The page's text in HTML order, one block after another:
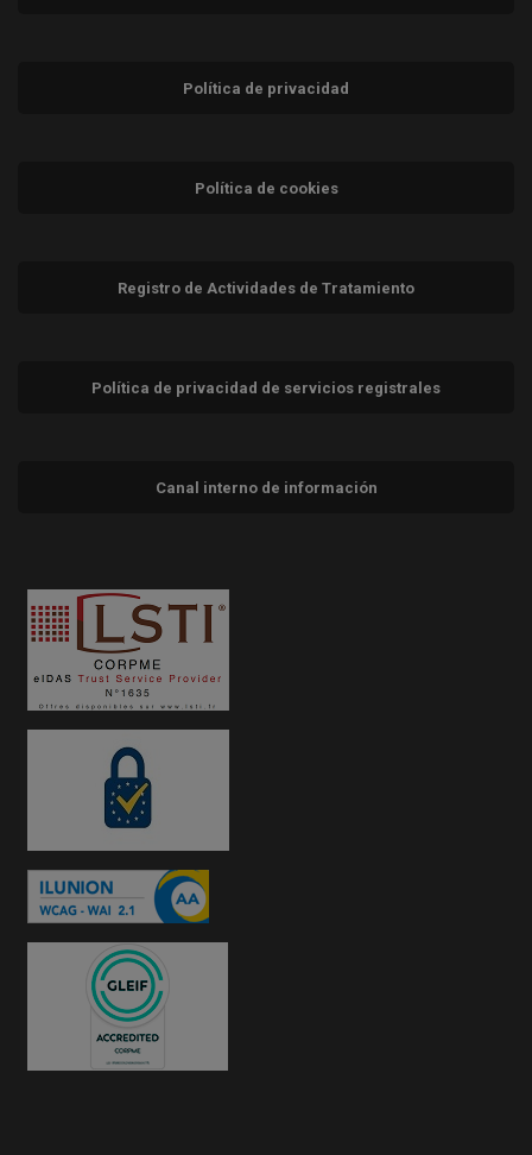
Política de privacidad
Política de cookies
Registro de Actividades de Tratamiento
Política de privacidad de servicios registrales
Canal interno de información